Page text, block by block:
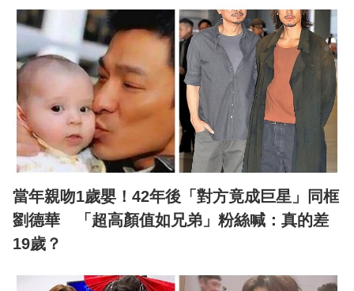
當年親吻1歲嬰！42年後「對方竟成巨星」同框
劉德華 「超高顏值如兄弟」粉絲喊：真的差
19歲？